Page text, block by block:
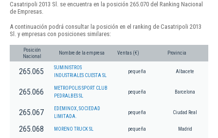
Casatripoli 2013 Sl. se encuentra en la posición 265.070 del Ranking Nacional
de Empresas.
A continuación podrá consultar la posición en el ranking de Casatripoli 2013
Sl. y empresas con posiciones similares:
Posición
Nacional
Nombre de la empresa Ventas (€) Provincia
265.065
SUMINISTROS
INDUSTRIALES CUESTA SL
pequeña Albacete
265.066
METROPOLIS SPORT CLUB
PEDRALBES SL
pequeña Barcelona
265.067
EDEMINOX, SOCIEDAD
LIMITADA.
pequeña Ciudad Real
265.068 MORENO TRUCK SL pequeña Madrid